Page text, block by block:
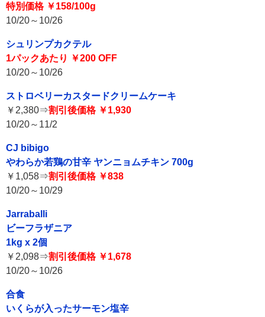
特別価格 ￥158/100g
10/20～10/26
シュリンプカクテル
1パックあたり ￥200 OFF
10/20～10/26
ストロベリーカスタードクリームケーキ
￥2,380⇒割引後価格 ￥1,930
10/20～11/2
CJ bibigo
やわらか若鶏の甘辛 ヤンニョムチキン 700g
￥1,058⇒割引後価格 ￥838
10/20～10/29
Jarraballi
ビーフラザニア
1kg x 2個
￥2,098⇒割引後価格 ￥1,678
10/20～10/26
合食
いくらが入ったサーモン塩辛